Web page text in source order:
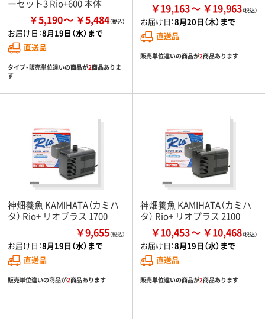
ーセット3 Rio+600 本体
￥5,190 ￥5,484
お届け日：8月19日（水）まで
直送品
タイプ・販売単位違いの商品が2商品ありま
す
￥19,163 ￥19,963
お届け日：8月20日（木）まで
直送品
販売単位違いの商品が2商品あります
神畑養魚 KAMIHATA（カミハ
タ） Rio+ リオプラス 1700
￥9,655（税込）
お届け日：8月19日（水）まで
直送品
販売単位違いの商品が2商品あります
神畑養魚 KAMIHATA（カミハ
タ） Rio+ リオプラス 2100
￥10,453 ￥10,468
お届け日：8月19日（水）まで
直送品
販売単位違いの商品が2商品あります